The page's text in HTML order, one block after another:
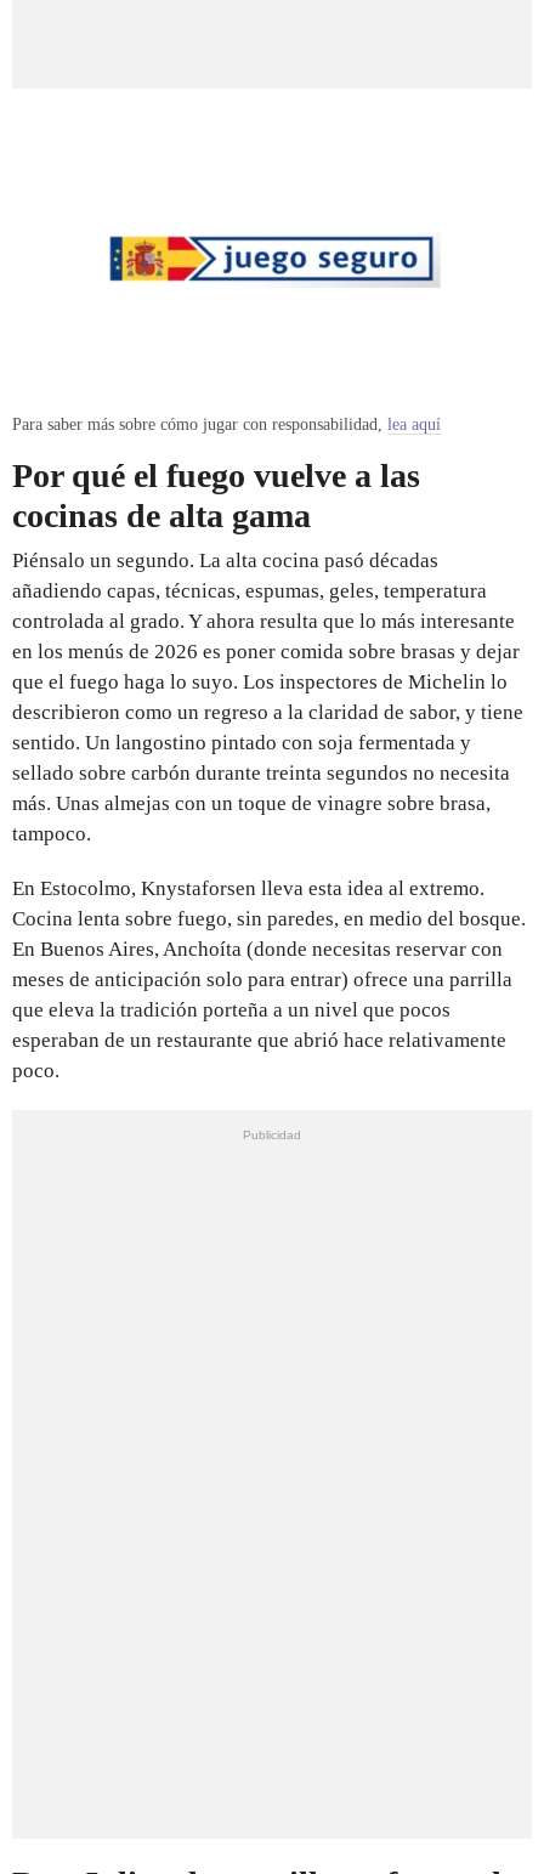
Para saber más sobre cómo jugar con responsabilidad, lea aquí
Por qué el fuego vuelve a las
cocinas de alta gama
Piénsalo un segundo. La alta cocina pasó décadas
añadiendo capas, técnicas, espumas, geles, temperatura
controlada al grado. Y ahora resulta que lo más interesante
en los menús de 2026 es poner comida sobre brasas y dejar
que el fuego haga lo suyo. Los inspectores de Michelin lo
describieron como un regreso a la claridad de sabor, y tiene
sentido. Un langostino pintado con soja fermentada y
sellado sobre carbón durante treinta segundos no necesita
más. Unas almejas con un toque de vinagre sobre brasa,
tampoco.
En Estocolmo, Knystaforsen lleva esta idea al extremo.
Cocina lenta sobre fuego, sin paredes, en medio del bosque.
En Buenos Aires, Anchoíta (donde necesitas reservar con
meses de anticipación solo para entrar) ofrece una parrilla
que eleva la tradición porteña a un nivel que pocos
esperaban de un restaurante que abrió hace relativamente
poco.